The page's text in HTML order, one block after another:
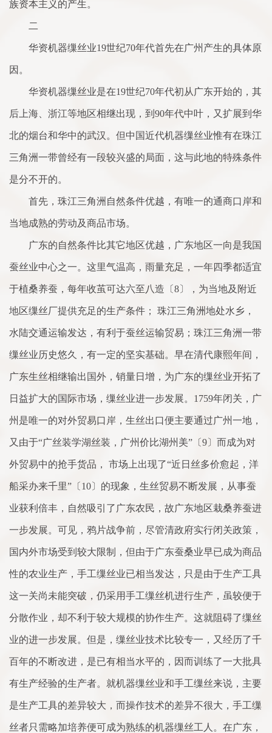
族资本主义的产生。
二
华资机器缫丝业19世纪70年代首先在广州产生的具体原
因。
华资机器缫丝业是在19世纪70年代初从广东开始的，其
后上海、浙江等地区相继出现，到90年代中叶，又扩展到华
北的烟台和华中的武汉。但中国近代机器缫丝业惟有在珠江
三角洲一带曾经有一段较兴盛的局面，这与此地的特殊条件
是分不开的。
首先，珠江三角洲自然条件优越，有唯一的通商口岸和
当地成熟的劳动及商品市场。
广东的自然条件比其它地区优越，广东地区一向是我国
蚕丝业中心之一。这里气温高，雨量充足，一年四季都适宜
于植桑养蚕，每年收茧可达六至八造〔8〕，为当地及附近
地区缫丝厂提供充足的生产条件； 珠江三角洲地处水乡，
水陆交通运输发达，有利于蚕丝运输贸易；珠江三角洲一带
缫丝业历史悠久，有一定的坚实基础。早在清代康熙年间，
广东生丝相继输出国外，销量日增，为广东的缫丝业开拓了
日益扩大的国际市场，缫丝业进一步发展。1759年闭关，广
州是唯一的对外贸易口岸，生丝出口便主要通过广州一地，
又由于“广丝装学湖丝装，广州价比湖州美”〔9〕而成为对
外贸易中的抢手货品， 市场上出现了“近日丝多价愈起，洋
船采办来千里”〔10〕的现象，生丝贸易不断发展，从事蚕
业获利倍丰，自然吸引了广东农民，故广东地区栽桑养蚕进
一步发展。可见，鸦片战争前，尽管清政府实行闭关政策，
国内外市场受到较大限制，但由于广东蚕桑业早已成为商品
性的农业生产，手工缫丝业已相当发达，只是由于生产工具
这一关尚未能突破，仍采用手工缫丝机进行生产，虽较便于
分散作业，却不利于较大规模的协作生产。这就阻碍了缫丝
业的进一步发展。但是，缫丝业技术比较专一，又经历了千
百年的不断改进，是已有相当水平的，因而训练了一大批具
有生产经验的生产者。就机器缫丝业和手工缫丝来说，主要
是生产工具的差异较大，而操作技术的差异不很大，手工缫
丝者只需略加培养便可成为熟练的机器缫丝工人。在广东，